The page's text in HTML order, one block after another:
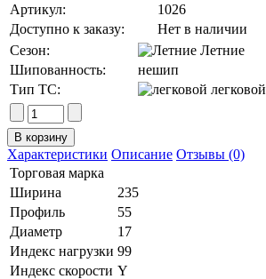
Артикул:
1026
Доступно к заказу:
Нет в наличии
Сезон:
Летние
Шипованность:
нешип
Тип ТС:
легковой
Характеристики Описание Отзывы (0)
Торговая марка
Ширина
235
Профиль
55
Диаметр
17
Индекс нагрузки 99
Индекс скорости Y